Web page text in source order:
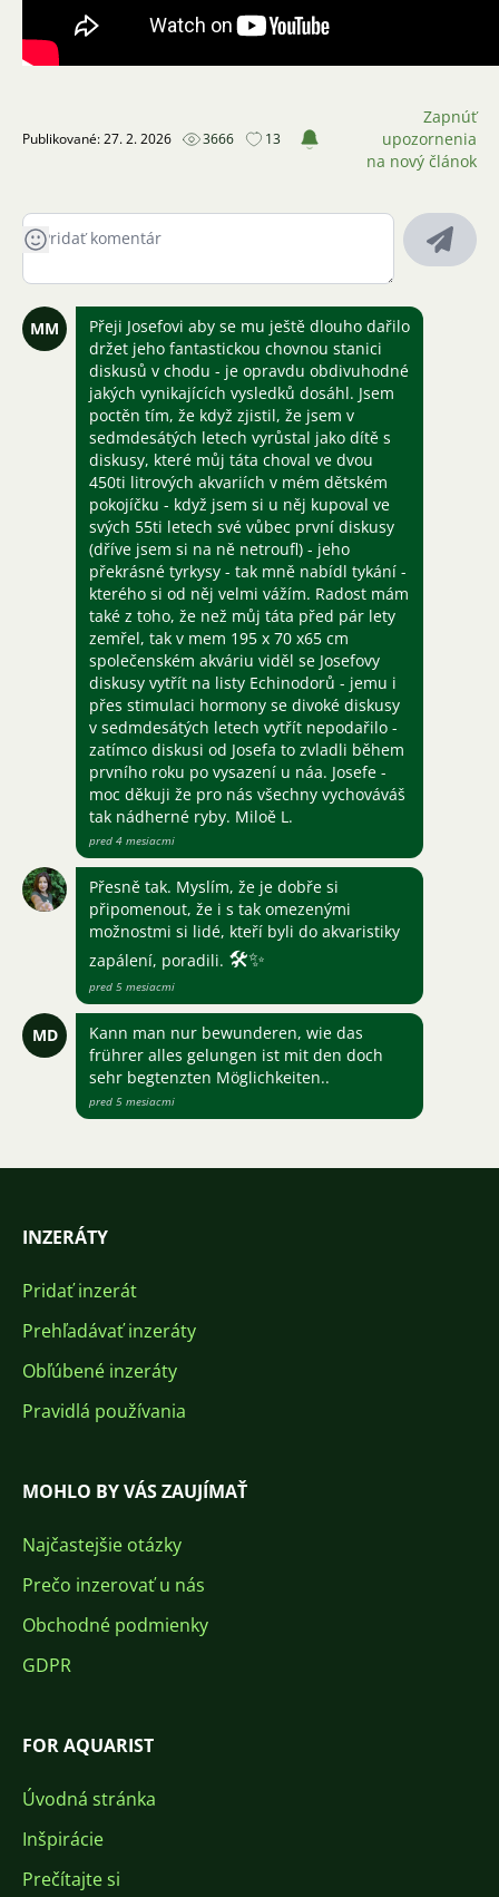
Publikované: 27. 2. 2026 3666 13
Zapnúť
upozornenia
na nový článok
MM
Přeji Josefovi aby se mu ještě dlouho dařilo
držet jeho fantastickou chovnou stanici
diskusů v chodu - je opravdu obdivuhodné
jakých vynikajících vysledků dosáhl. Jsem
poctěn tím, že když zjistil, že jsem v
sedmdesátých letech vyrůstal jako dítě s
diskusy, které můj táta choval ve dvou
450ti litrových akvariích v mém dětském
pokojíčku - když jsem si u něj kupoval ve
svých 55ti letech své vůbec první diskusy
(dříve jsem si na ně netroufl) - jeho
překrásné tyrkysy - tak mně nabídl tykání -
kterého si od něj velmi vážím. Radost mám
také z toho, že než můj táta před pár lety
zemřel, tak v mem 195 x 70 x65 cm
společenském akváriu viděl se Josefovy
diskusy vytřít na listy Echinodorů - jemu i
přes stimulaci hormony se divoké diskusy
v sedmdesátých letech vytřít nepodařilo -
zatímco diskusi od Josefa to zvladli během
prvního roku po vysazení u náa. Josefe -
moc děkuji že pro nás všechny vychováváš
tak nádherné ryby. Miloě L.
pred 4 mesiacmi
Přesně tak. Myslím, že je dobře si
připomenout, že i s tak omezenými
možnostmi si lidé, kteří byli do akvaristiky
zapálení, poradili. 🛠✨
pred 5 mesiacmi
MD
Kann man nur bewunderen, wie das
frührer alles gelungen ist mit den doch
sehr begtenzten Möglichkeiten..
pred 5 mesiacmi
INZERÁTY
Pridať inzerát
Prehľadávať inzeráty
Obľúbené inzeráty
Pravidlá používania
MOHLO BY VÁS ZAUJÍMAŤ
Najčastejšie otázky
Prečo inzerovať u nás
Obchodné podmienky
GDPR
FOR AQUARIST
Úvodná stránka
Inšpirácie
Prečítajte si